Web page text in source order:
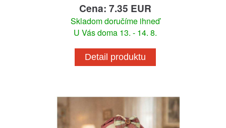
Cena: 7.35 EUR
Skladom doručíme ihneď
U Vás doma 13. - 14. 8.
Detail produktu